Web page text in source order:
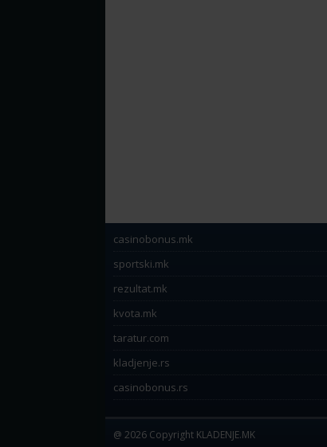
casinobonus.mk
sportski.mk
rezultat.mk
kvota.mk
taratur.com
kladjenje.rs
casinobonus.rs
@ 2026 Copyright KLADENJE.MK